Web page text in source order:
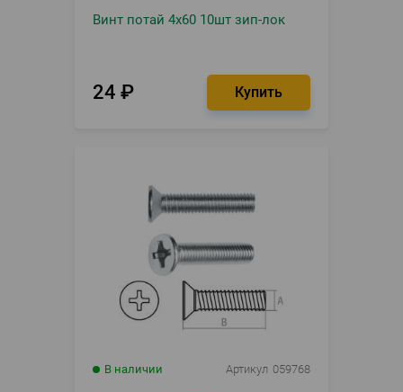
Винт потай 4х60 10шт зип-лок
24 ₽
В наличии Артикул 059768